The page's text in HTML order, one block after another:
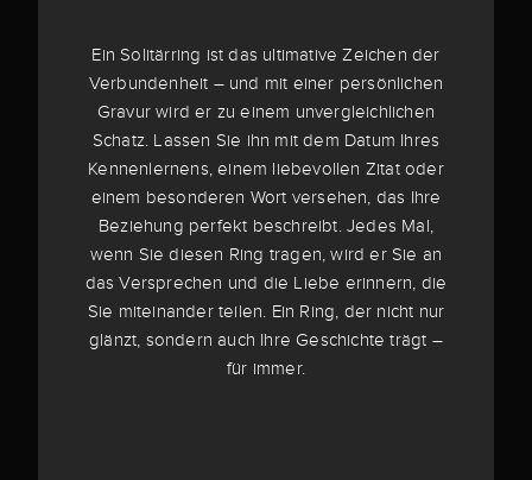
Ein Solitärring ist das ultimative Zeichen der
Verbundenheit – und mit einer persönlichen
Gravur wird er zu einem unvergleichlichen
Schatz. Lassen Sie ihn mit dem Datum Ihres
Kennenlernens, einem liebevollen Zitat oder
einem besonderen Wort versehen, das Ihre
Beziehung perfekt beschreibt. Jedes Mal,
wenn Sie diesen Ring tragen, wird er Sie an
das Versprechen und die Liebe erinnern, die
Sie miteinander teilen. Ein Ring, der nicht nur
glänzt, sondern auch Ihre Geschichte trägt –
für immer.